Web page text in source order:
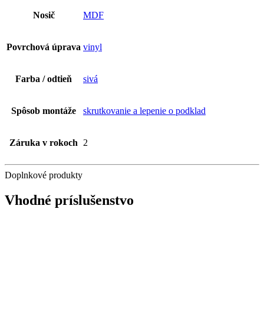
Nosič MDF
Povrchová úprava vinyl
Farba / odtieň sivá
Spôsob montáže skrutkovanie a lepenie o podklad
Záruka v rokoch 2
Doplnkové produkty
Vhodné príslušenstvo